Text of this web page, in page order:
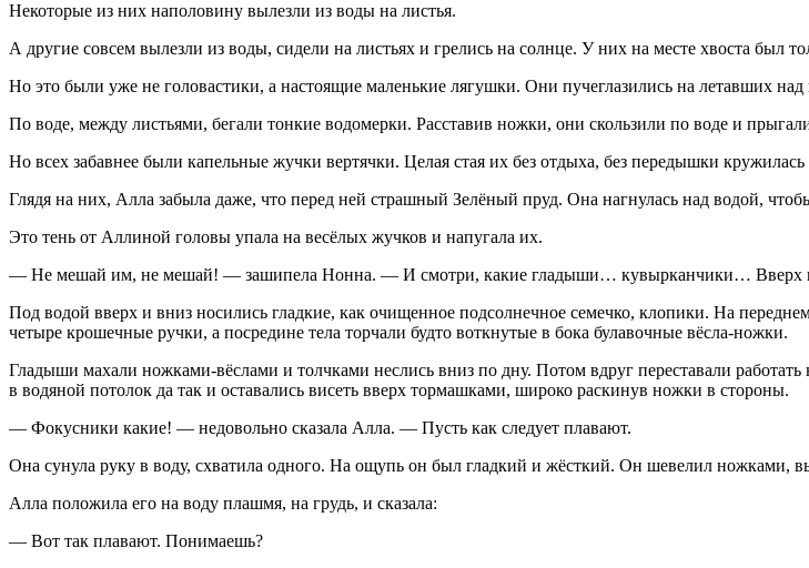
Некоторые из них наполовину вылезли из воды на листья.
А другие совсем вылезли из воды, сидели на листьях и грелись на солнце. У них на месте хвоста был
Но это были уже не головастики, а настоящие маленькие лягушки. Они пучеглазились на летавших над
По воде, между листьями, бегали тонкие водомерки. Расставив ножки, они скользили по воде и
Но всех забавнее были капельные жучки вертячки. Целая стая их без отдыха, без передышки
Глядя на них, Алла забыла даже, что перед ней страшный Зелёный пруд. Она нагнулась над водой,
Это тень от Аллиной головы упала на весёлых жучков и напугала их.
— Не мешай им, не мешай! — зашипела Нонна. — И смотри, какие гладыши… кувырканчики… Вверх
Под водой вверх и вниз носились гладкие, как очищенное подсолнечное семечко, клопики. На
четыре крошечные ручки, а посредине тела торчали будто воткнутые в бока булавочные вёсла-ножки.
Гладыши махали ножками-вёслами и толчками неслись вниз по дну. Потом вдруг переставали
в водяной потолок да так и оставались висеть вверх тормашками, широко раскинув ножки в стороны.
— Фокусники какие! — недовольно сказала Алла. — Пусть как следует плавают.
Она сунула руку в воду, схватила одного. На ощупь он был гладкий и жёсткий. Он шевелил ножками,
Алла положила его на воду плашмя, на грудь, и сказала:
— Вот так плавают. Понимаешь?